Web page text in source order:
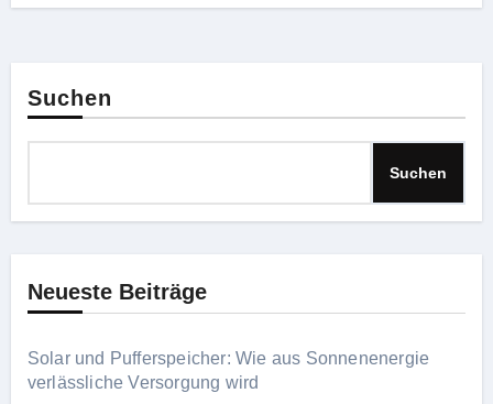
Suchen
Suchen
Neueste Beiträge
Solar und Pufferspeicher: Wie aus Sonnenenergie
verlässliche Versorgung wird